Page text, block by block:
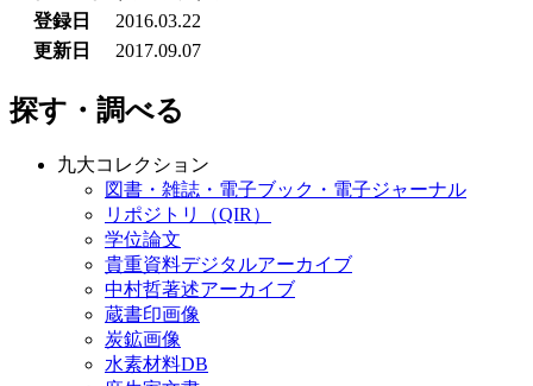
登録日
2016.03.22
更新日
2017.09.07
探す・調べる
九大コレクション
図書・雑誌・電子ブック・電子ジャーナル
リポジトリ（QIR）
学位論文
貴重資料デジタルアーカイブ
中村哲著述アーカイブ
蔵書印画像
炭鉱画像
水素材料DB